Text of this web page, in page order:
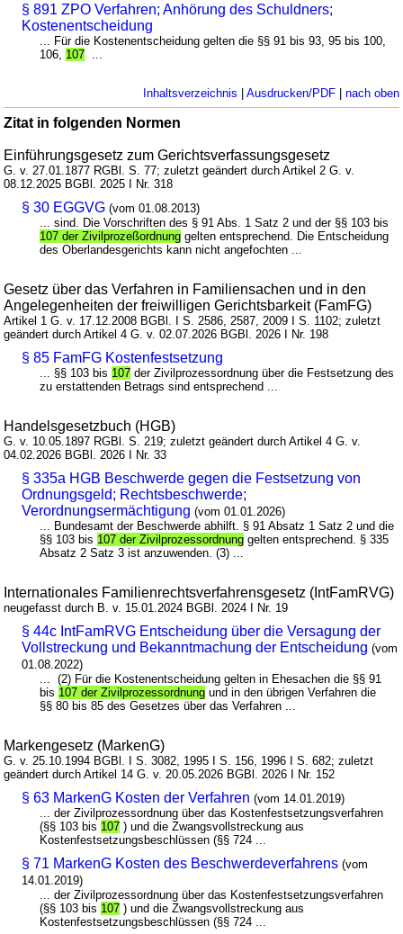
§ 891 ZPO Verfahren; Anhörung des Schuldners;
Kostenentscheidung
... Für die Kostenentscheidung gelten die §§ 91 bis 93, 95 bis 100,
106, 107
Inhaltsverzeichnis | Ausdrucken/PDF| nach oben
Zitat in folgenden Normen
Einführungsgesetz zum Gerichtsverfassungsgesetz
G. v. 27.01.1877 RGBl. S. 77; zuletzt geändert durch Artikel 2 G. v.
08.12.2025 BGBl. 2025 I Nr. 318
§ 30 EGGVG (vom 01.08.2013)
... sind. Die Vorschriften des § 91 Abs. 1 Satz 2 und der §§ 103 bis
107 der Zivilprozeßordnung gelten entsprechend. Die Entscheidung
des Oberlandesgerichts kann nicht angefochten ...
Gesetz über das Verfahren in Familiensachen und in den
Angelegenheiten der freiwilligen Gerichtsbarkeit (FamFG)
Artikel 1 G. v. 17.12.2008 BGBl. I S. 2586, 2587, 2009 I S. 1102; zuletzt
geändert durch Artikel 4 G. v. 02.07.2026 BGBl. 2026 I Nr. 198
§ 85 FamFG Kostenfestsetzung
... §§ 103 bis 107 der Zivilprozessordnung über die Festsetzung des
zu erstattenden Betrags sind entsprechend ...
Handelsgesetzbuch (HGB)
G. v. 10.05.1897 RGBl. S. 219; zuletzt geändert durch Artikel 4 G. v.
04.02.2026 BGBl. 2026 I Nr. 33
§ 335a HGB Beschwerde gegen die Festsetzung von
Ordnungsgeld; Rechtsbeschwerde;
Verordnungsermächtigung (vom 01.01.2026)
... Bundesamt der Beschwerde abhilft. § 91 Absatz 1 Satz 2 und die
§§ 103 bis 107 der Zivilprozessordnung gelten entsprechend. § 335
Absatz 2 Satz 3 ist anzuwenden. (3) ...
Internationales Familienrechtsverfahrensgesetz (IntFamRVG)
neugefasst durch B. v. 15.01.2024 BGBl. 2024 I Nr. 19
§ 44c IntFamRVG Entscheidung über die Versagung der
Vollstreckung und Bekanntmachung der Entscheidung (vom
01.08.2022)
... (2) Für die Kostenentscheidung gelten in Ehesachen die §§ 91
bis 107 der Zivilprozessordnung und in den übrigen Verfahren die
§§ 80 bis 85 des Gesetzes über das Verfahren ...
Markengesetz (MarkenG)
G. v. 25.10.1994 BGBl. I S. 3082, 1995 I S. 156, 1996 I S. 682; zuletzt
geändert durch Artikel 14 G. v. 20.05.2026 BGBl. 2026 I Nr. 152
§ 63 MarkenG Kosten der Verfahren (vom 14.01.2019)
... der Zivilprozessordnung über das Kostenfestsetzungsverfahren
(§§ 103 bis 107 ) und die Zwangsvollstreckung aus
Kostenfestsetzungsbeschlüssen (§§ 724 ...
§ 71 MarkenG Kosten des Beschwerdeverfahrens (vom
14.01.2019)
... der Zivilprozessordnung über das Kostenfestsetzungsverfahren
(§§ 103 bis 107 ) und die Zwangsvollstreckung aus
Kostenfestsetzungsbeschlüssen (§§ 724 ...